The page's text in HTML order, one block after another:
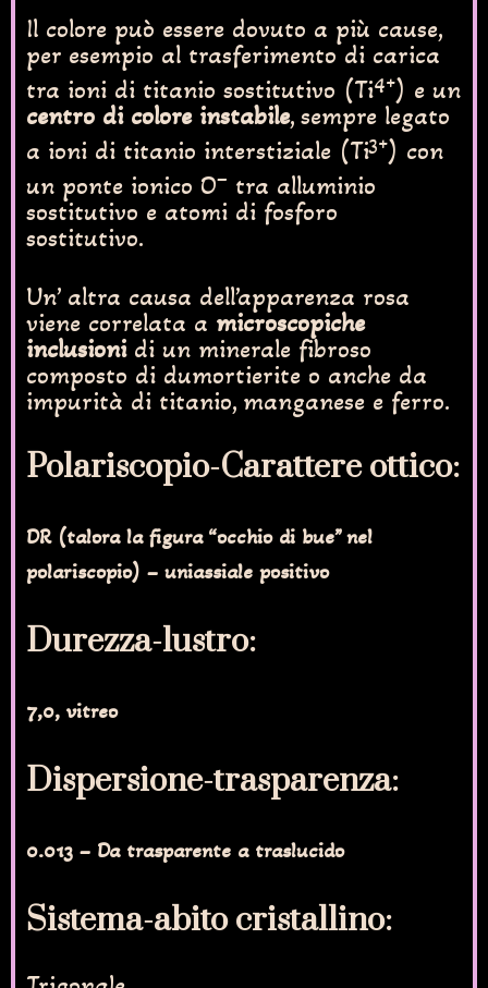
Il colore può essere dovuto a più cause,
per esempio al trasferimento di carica
tra ioni di titanio sostitutivo (Ti4+) e un
centro di colore instabile, sempre legato
a ioni di titanio interstiziale (Ti3+) con
un ponte ionico O– tra alluminio
sostitutivo e atomi di fosforo
sostitutivo.
Un’ altra causa dell’apparenza rosa
viene correlata a microscopiche
inclusionidi un minerale fibroso
composto di dumortierite o anche da
impurità di titanio, manganese e ferro.
Polariscopio-Carattere ottico:
DR (talora la figura “occhio di bue” nel
polariscopio) – uniassiale positivo
Durezza-lustro:
7,0, vitreo
Dispersione-trasparenza:
0.013 – Da trasparente a traslucido
Sistema-abito cristallino: